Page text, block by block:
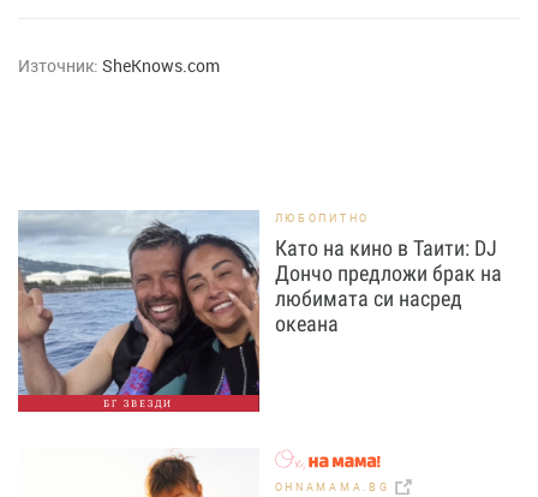
Източник: SheKnows.com
БГ ЗВЕЗДИ
ЛЮБОПИТНО
Като на кино в Таити: DJ
Дончо предложи брак на
любимата си насред
океана
OHNAMAMA.BG